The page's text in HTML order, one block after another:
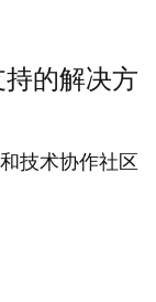
的解决方
技术协作社区